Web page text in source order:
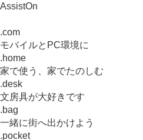
AssistOn
.com
モバイルとPC環境に
.home
家で使う、家でたのしむ
.desk
文房具が大好きです
.bag
一緒に街へ出かけよう
.pocket